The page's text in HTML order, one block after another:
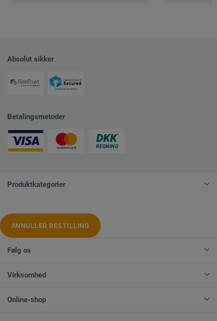
Absolut sikker
Betalingsmetoder
Produktkategorier
ANNULLER BESTILLING
Følg os
Virksomhed
Online-shop